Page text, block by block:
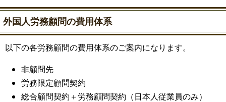
外国人労務顧問の費用体系
以下の各労務顧問の費用体系のご案内になります。
非顧問先
労務限定顧問契約
総合顧問契約＋労務顧問契約（日本人従業員のみ）